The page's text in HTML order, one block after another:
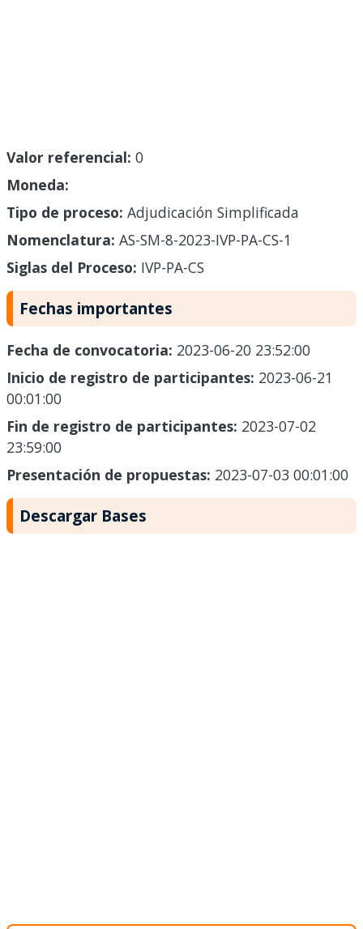
Valor referencial: 0
Moneda:
Tipo de proceso: Adjudicación Simplificada
Nomenclatura: AS-SM-8-2023-IVP-PA-CS-1
Siglas del Proceso: IVP-PA-CS
Fechas importantes
Fecha de convocatoria: 2023-06-20 23:52:00
Inicio de registro de participantes: 2023-06-21
00:01:00
Fin de registro de participantes: 2023-07-02
23:59:00
Presentación de propuestas: 2023-07-03 00:01:00
Descargar Bases